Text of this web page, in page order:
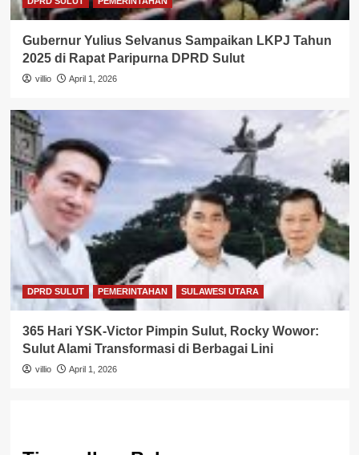
Gubernur Yulius Selvanus Sampaikan LKPJ Tahun
2025 di Rapat Paripurna DPRD Sulut
villio April 1, 2026
DPRD SULUT PEMERINTAHAN SULAWESI UTARA
365 Hari YSK-Victor Pimpin Sulut, Rocky Wowor:
Sulut Alami Transformasi di Berbagai Lini
villio April 1, 2026